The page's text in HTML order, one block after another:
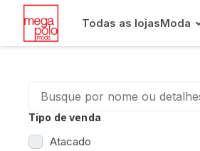
Todas as lojasModa
Tipo de venda
Atacado